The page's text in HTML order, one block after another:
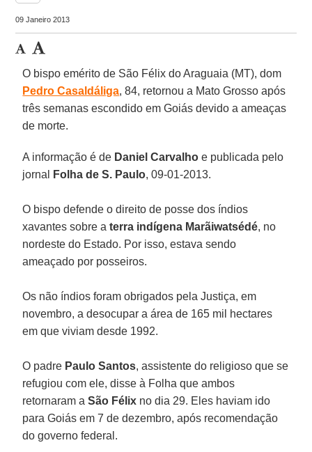
09 Janeiro 2013
O bispo emérito de São Félix do Araguaia (MT), dom
Pedro Casaldáliga, 84, retornou a Mato Grosso após
três semanas escondido em Goiás devido a ameaças
de morte.
A informação é de Daniel Carvalho e publicada pelo
jornal
Folha de S. Paulo, 09-01-2013.
O bispo defende o direito de posse dos índios
xavantes sobre aterra indígena Marãiwatsédé, no
nordeste do Estado. Por isso, estava sendo
ameaçado por posseiros.
Os não índios foram obrigados pela Justiça, em
novembro, a desocupar a área de 165 mil hectares
em que viviam desde 1992.
O padre Paulo Santos, assistente do religioso que se
refugiou com ele, disse à Folha que ambos
retornaram aSão Félix no dia 29. Eles haviam ido
para Goiás em 7 de dezembro, após recomendação
do governo federal.